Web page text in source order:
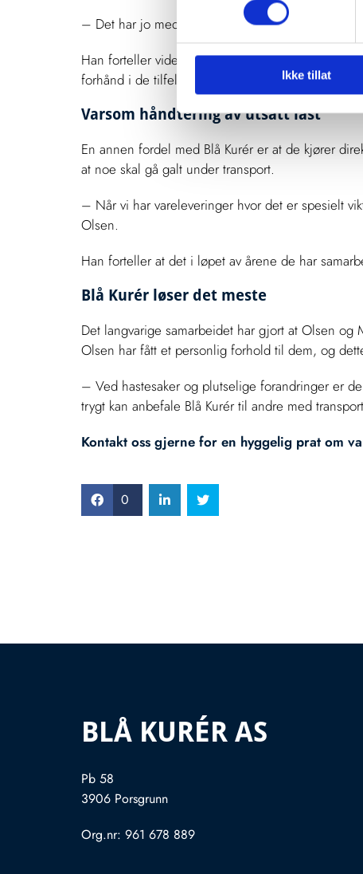
Ikke tillat
– Det har jo med våre kunder å gjøre, at de er
Han forteller videre at både de og kundene
forhånd i de tilfellene det kreves, og sørger alltid
Varsom håndtering av utsatt last
En annen fordel med Blå Kurér er at de kjører
at noe skal gå galt under transport.
– Når vi har vareleveringer hvor det er spesielt
Olsen.
Han forteller at det i løpet av årene de har
Blå Kurér løser det meste
Det langvarige samarbeidet har gjort at Olsen og
Olsen har fått et personlig forhold til dem, og
– Ved hastesaker og plutselige forandringer er
trygt kan anbefale Blå Kurér til andre med
Kontakt oss gjerne for en hyggelig prat om
0
BLÅ KURÉR AS
Pb 58
3906 Porsgrunn
Org.nr: 961 678 889